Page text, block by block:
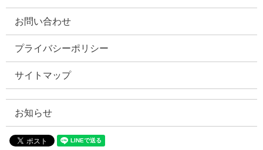
お問い合わせ
プライバシーポリシー
サイトマップ
お知らせ